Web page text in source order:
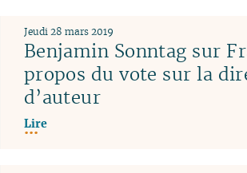
Benjamin Sonntag sur
propos du vote sur la
d’auteur
Jeudi 28 mars 2019
Lire